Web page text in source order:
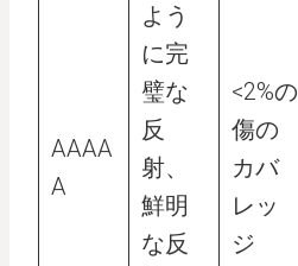
AAAA
A
よう
に完
璧な
反
射、
鮮明
な反
<2%の
傷の
カバ
レッ
ジ